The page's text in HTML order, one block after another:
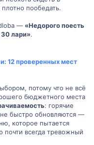
пообедать.
— «Недорого поесть
лари».
12 проверенных мест
потому что не всё
бюджетного места
: горячие
быстро обновляются —
которое пытается
почти всегда тревожный